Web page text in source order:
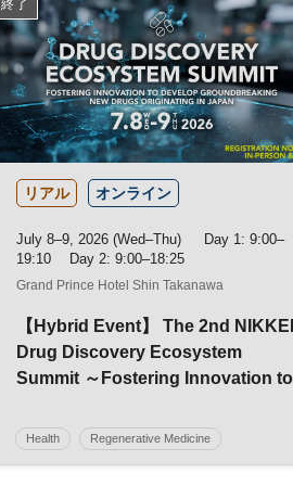
終了
リアル オンライン
July 8–9, 2026 (Wed–Thu) Day 1: 9:00–
19:10 Day 2: 9:00–18:25
Grand Prince Hotel Shin Takanawa
【Hybrid Event】 The 2nd NIKKEI
Drug Discovery Ecosystem
Summit ～Fostering Innovation to
Drugs Originating in Japan～
Health Regenerative Medicine